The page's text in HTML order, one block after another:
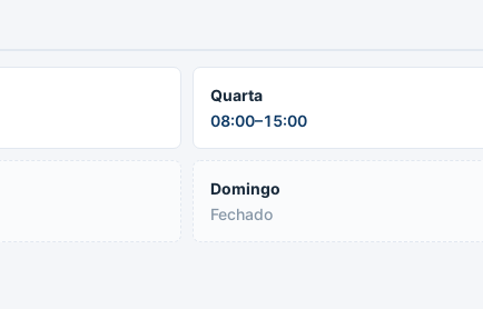
Quarta
08:00–15:00
Domingo
Fechado